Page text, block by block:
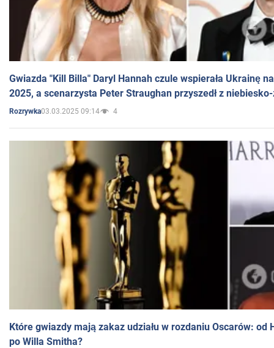
Gwiazda "Kill Billa" Daryl Hannah czule wspierała Ukrainę
2025, a scenarzysta Peter Straughan przyszedł z
Rozrywka03.03.2025 09:14 4
Które gwiazdy mają zakaz udziału w rozdaniu Oscarów: od
po Willa Smitha?